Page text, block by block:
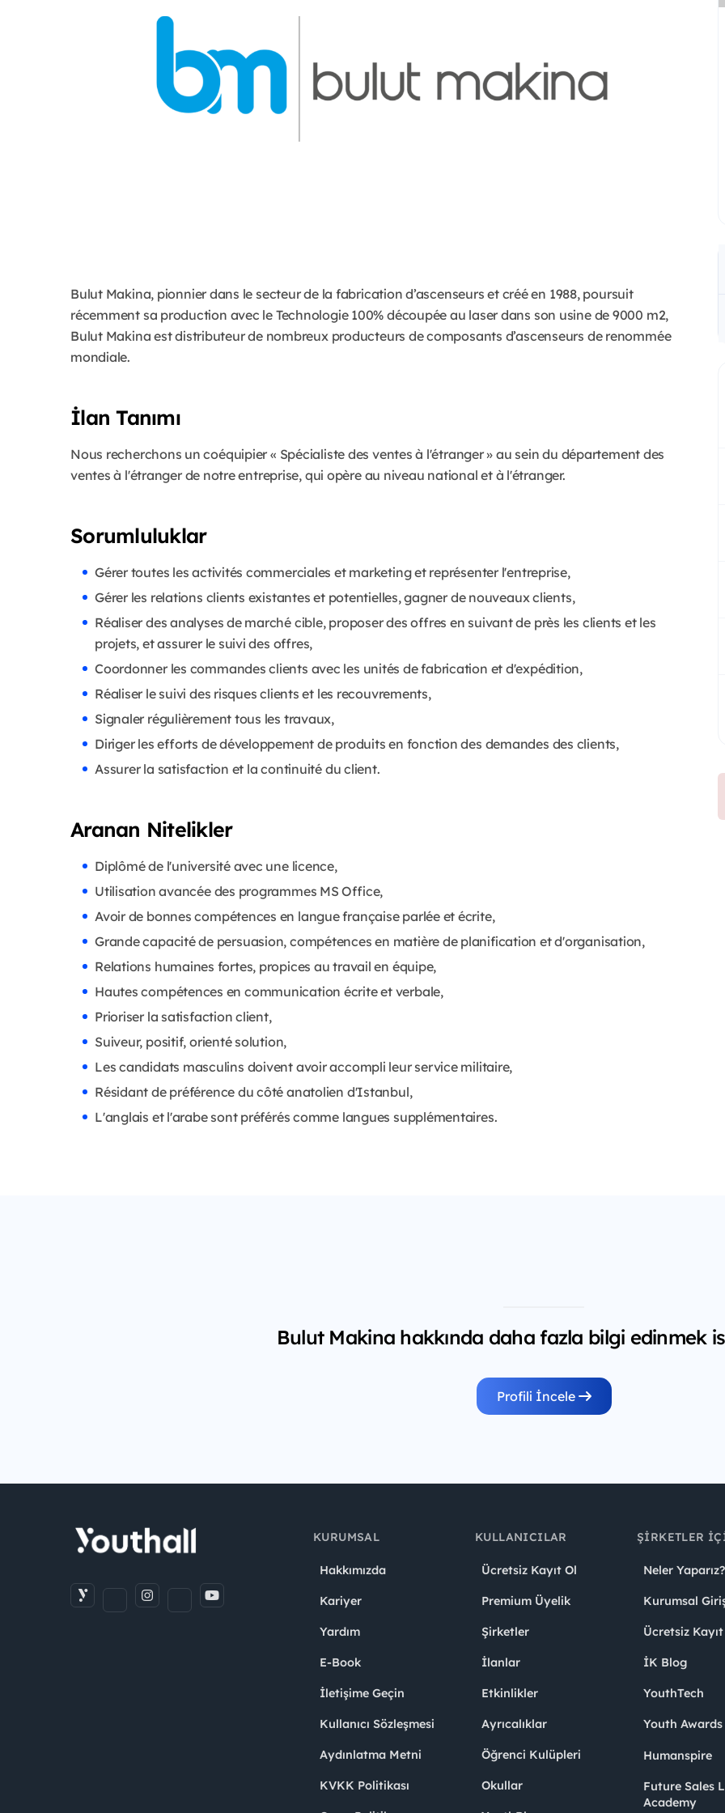
Bulut Makina, pionnier dans le secteur de la fabrication d’ascenseurs et créé en 1988, poursuit
récemment sa production avec le Technologie 100% découpée au laser dans son usine de 9000 m2,
Bulut Makina est distributeur de nombreux producteurs de composants d’ascenseurs de renommée
mondiale.
İlan Tanımı
Nous recherchons un coéquipier « Spécialiste des ventes à l'étranger » au sein du département des
ventes à l'étranger de notre entreprise, qui opère au niveau national et à l'étranger.
Sorumluluklar
Gérer toutes les activités commerciales et marketing et représenter l'entreprise,
Gérer les relations clients existantes et potentielles, gagner de nouveaux clients,
Réaliser des analyses de marché cible, proposer des offres en suivant de près les clients et les
projets, et assurer le suivi des offres,
Coordonner les commandes clients avec les unités de fabrication et d'expédition,
Réaliser le suivi des risques clients et les recouvrements,
Signaler régulièrement tous les travaux,
Diriger les efforts de développement de produits en fonction des demandes des clients,
Assurer la satisfaction et la continuité du client.
Aranan Nitelikler
Diplômé de l'université avec une licence,
Utilisation avancée des programmes MS Office,
Avoir de bonnes compétences en langue française parlée et écrite,
Grande capacité de persuasion, compétences en matière de planification et d'organisation,
Relations humaines fortes, propices au travail en équipe,
Hautes compétences en communication écrite et verbale,
Prioriser la satisfaction client,
Suiveur, positif, orienté solution,
Les candidats masculins doivent avoir accompli leur service militaire,
Résidant de préférence du côté anatolien d'Istanbul,
L'anglais et l'arabe sont préférés comme langues supplémentaires.
Bulut Makina hakkında daha fazla bilgi edinmek
Profili İncele
KURUMSAL
Hakkımızda
Kariyer
Yardım
E-Book
İletişime Geçin
Kullanıcı Sözleşmesi
Aydınlatma Metni
KVKK Politikası
KULLANICILAR
Ücretsiz Kayıt Ol
Premium Üyelik
Şirketler
İlanlar
Etkinlikler
Ayrıcalıklar
Öğrenci Kulüpleri
Okullar
ŞIRKETLER
Neler Yaparız?
Kurumsal
Ücretsiz Kayıt
İK Blog
YouthTech
Youth Awards
Humanspire
Future Sales
Academy